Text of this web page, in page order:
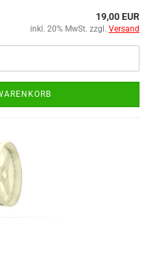
19,00 EUR
inkl. 20% MwSt. zzgl. Versand